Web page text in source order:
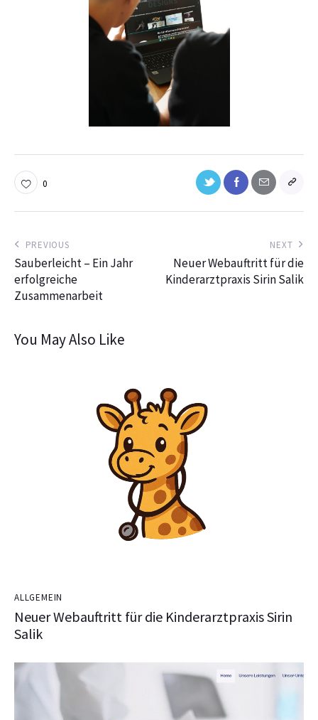
0
PREVIOUS
Sauberleicht – Ein Jahr
erfolgreiche
Zusammenarbeit
NEXT
Neuer Webauftritt für die
Kinderarztpraxis Sirin Salik
You May Also Like
ALLGEMEIN
Neuer Webauftritt für die Kinderarztpraxis Sirin
Salik